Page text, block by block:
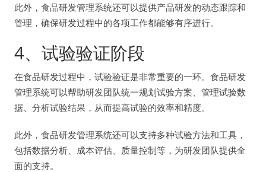
此外，食品研发管理系统还可以提供产品研发的动态跟踪和
管理，确保研发过程中的各项工作都能够有序进行。
4、试验验证阶段
在食品研发过程中，试验验证是非常重要的一环。食品研发
管理系统可以帮助研发团队统一规划试验方案、管理试验数
据、分析试验结果，从而提高试验的效率和精度。
此外，食品研发管理系统还可以支持多种试验方法和工具，
包括数据分析、成本评估、质量控制等，为研发团队提供全
面的支持。